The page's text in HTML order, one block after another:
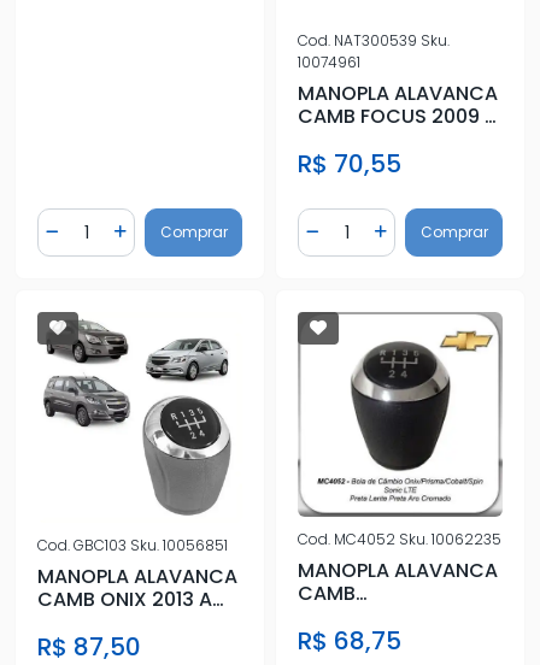
Diminuir Quantidade
Quantidade
Adicionar Quantidade
Comprar
Cod. NAT300539 Sku.
10074961
MANOPLA ALAVANCA
CAMB FOCUS 2009 A
C/LENTE PR
R$ 70,55
Diminuir Quantidade
Quantidade
AdicionarComprar
Cod.GBC103 Sku.10056851
MANOPLA ALAVANCA
CAMB ONIX 2013 A
PRETA
R$ 87,50
Cod. MC4052 Sku.10062235
MANOPLA ALAVANCA
CAMB
PRETA C/ARO CROM
R$ 68,75